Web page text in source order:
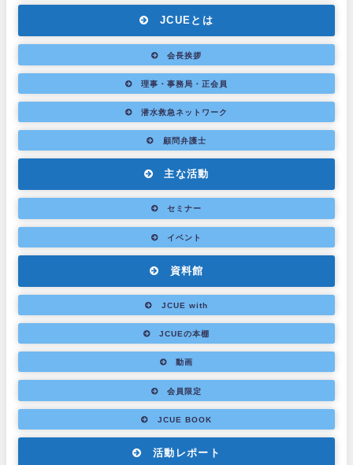
JCUEとは
会長挨拶
理事・事務局・正会員
潜水救急ネットワーク
顧問弁護士
主な活動
セミナー
イベント
資料館
JCUE with
JCUEの本棚
動画
会員限定
JCUE BOOK
活動レポート